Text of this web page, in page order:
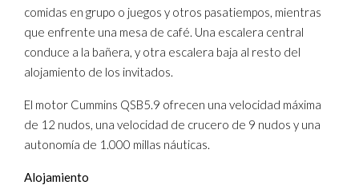
comidas en grupo o juegos y otros pasatiempos, mientras
que enfrente una mesa de café. Una escalera central
conduce a la bañera, y otra escalera baja al resto del
alojamiento de los invitados.
El motor Cummins QSB5.9 ofrecen una velocidad máxima
de 12 nudos, una velocidad de crucero de 9 nudos y una
autonomía de 1.000 millas náuticas.
Alojamiento